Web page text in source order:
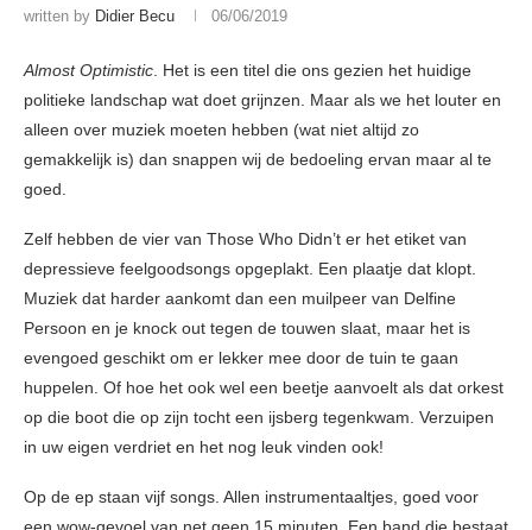
written by Didier Becu 06/06/2019
Almost Optimistic. Het is een titel die ons gezien het huidige
politieke landschap wat doet grijnzen. Maar als we het louter en
alleen over muziek moeten hebben (wat niet altijd zo
gemakkelijk is) dan snappen wij de bedoeling ervan maar al te
goed.
Zelf hebben de vier van Those Who Didn’t er het etiket van
depressieve feelgoodsongs opgeplakt. Een plaatje dat klopt.
Muziek dat harder aankomt dan een muilpeer van Delfine
Persoon en je knock out tegen de touwen slaat, maar het is
evengoed geschikt om er lekker mee door de tuin te gaan
huppelen. Of hoe het ook wel een beetje aanvoelt als dat orkest
op die boot die op zijn tocht een ijsberg tegenkwam. Verzuipen
in uw eigen verdriet en het nog leuk vinden ook!
Op de ep staan vijf songs. Allen instrumentaaltjes, goed voor